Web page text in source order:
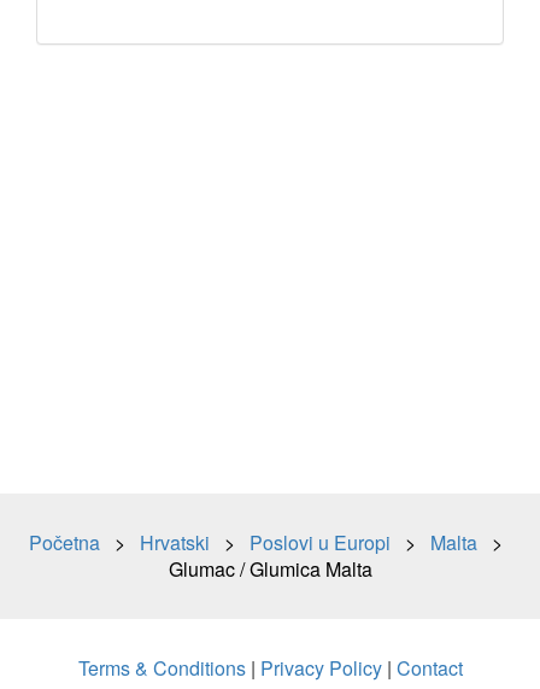
Početna> Hrvatski > Poslovi u Europi > Malta>
Glumac / Glumica Malta
Terms & Conditions| Privacy Policy| Contact